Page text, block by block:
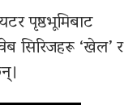
पृष्ठभूमिबाट
सिरिजहरू ‘खेल’ र